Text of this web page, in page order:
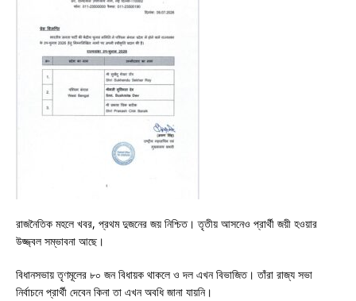
রাজনৈতিক মহলে খবর, প্রথম দুজনের জয় নিশ্চিত। তৃতীয় আসনেও প্রার্থী জয়ী হওয়ার
উজ্জ্বল সম্ভাবনা আছে।
বিধানসভায় তৃণমূলের ৮০ জন বিধায়ক থাকলে ও দল এখন বিভাজিত। তাঁরা রাজ্য সভা
নির্বাচনে প্রার্থী দেবেন কিনা তা এখন অবধি জানা যায়নি।